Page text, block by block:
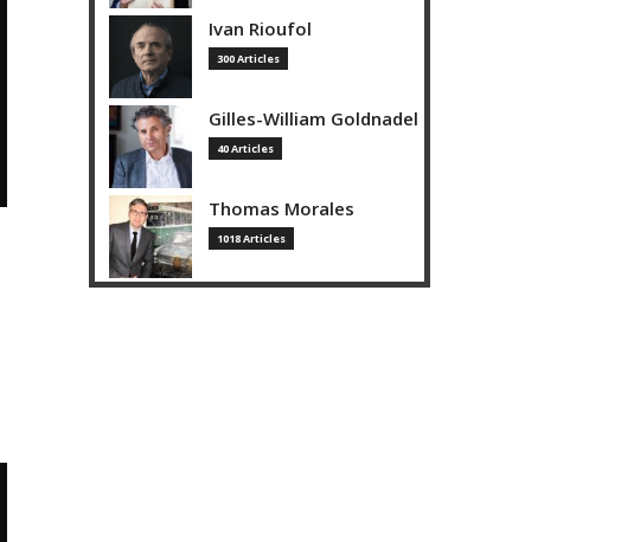
Ivan Rioufol
300 Articles
Gilles-William Goldnadel
40 Articles
Thomas Morales
1018 Articles